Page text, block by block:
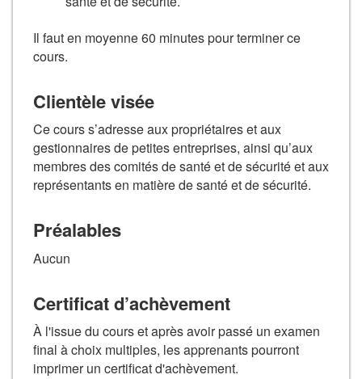
Il faut en moyenne 60 minutes pour terminer ce
cours.
Clientèle visée
Ce cours s’adresse aux propriétaires et aux
gestionnaires de petites entreprises, ainsi qu’aux
membres des comités de santé et de sécurité et aux
représentants en matière de santé et de sécurité.
Préalables
Aucun
Certificat d’achèvement
À l'issue du cours et après avoir passé un examen
final à choix multiples, les apprenants pourront
imprimer un certificat d'achèvement.